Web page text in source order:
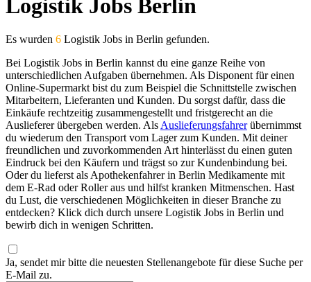
Logistik Jobs Berlin
Es wurden 6 Logistik Jobs in Berlin gefunden.
Bei Logistik Jobs in Berlin kannst du eine ganze Reihe von
unterschiedlichen Aufgaben übernehmen. Als Disponent für einen
Online-Supermarkt bist du zum Beispiel die Schnittstelle zwischen
Mitarbeitern, Lieferanten und Kunden. Du sorgst dafür, dass die
Einkäufe rechtzeitig zusammengestellt und fristgerecht an die
Auslieferer übergeben werden. AlsAuslieferungsfahrerübernimmst
du wiederum den Transport vom Lager zum Kunden. Mit deiner
freundlichen und zuvorkommenden Art hinterlässt du einen guten
Eindruck bei den Käufern und trägst so zur Kundenbindung bei.
Oder du lieferst als Apothekenfahrer in Berlin Medikamente mit
dem E-Rad oder Roller aus und hilfst kranken Mitmenschen. Hast
du Lust, die verschiedenen Möglichkeiten in dieser Branche zu
entdecken? Klick dich durch unsere Logistik Jobs in Berlin und
bewirb dich in wenigen Schritten.
Ja, sendet mir bitte die neuesten Stellenangebote für diese Suche per
E-Mail zu.